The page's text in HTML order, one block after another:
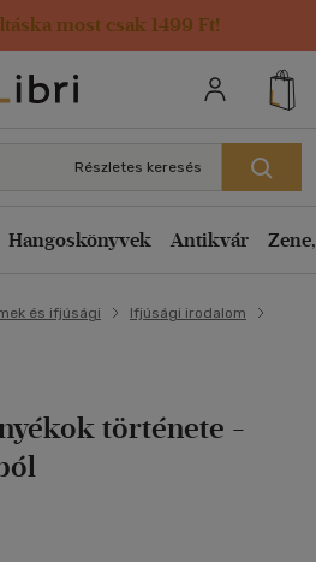
most csak 1499 Ft!
adatai
Részletes keresés
Hangoskönyvek Antikvár
és ifjúsági
Ifjúsági irodalom
története -